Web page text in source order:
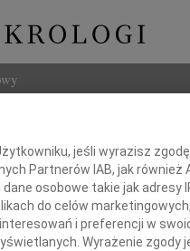
jeśli wyrazisz
Partnerów IAB, jak również
osobowe takie jak adresy
do celów
i preferencji w
Wyrażenie